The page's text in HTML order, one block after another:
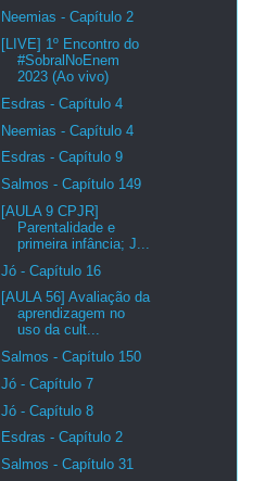
Neemias - Capítulo 2
[LIVE] 1º Encontro do
#SobralNoEnem
2023 (Ao vivo)
Esdras - Capítulo 4
Neemias - Capítulo 4
Esdras - Capítulo 9
Salmos - Capítulo 149
[AULA 9 CPJR]
Parentalidade e
primeira infância; J...
Jó - Capítulo 16
[AULA 56] Avaliação da
aprendizagem no
uso da cult...
Salmos - Capítulo 150
Jó - Capítulo 7
Jó - Capítulo 8
Esdras - Capítulo 2
Salmos - Capítulo 31